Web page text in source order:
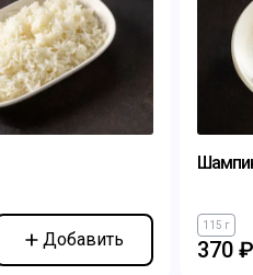
Добавить
115 г
370 ₽